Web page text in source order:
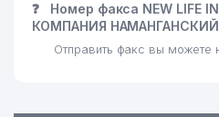
❓
Номер факса NEW LIFE
КОМПАНИЯ
Отправить факс вы можете